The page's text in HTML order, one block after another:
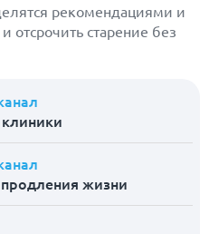
рекомендациями и
отсрочить старение без
продления жизни